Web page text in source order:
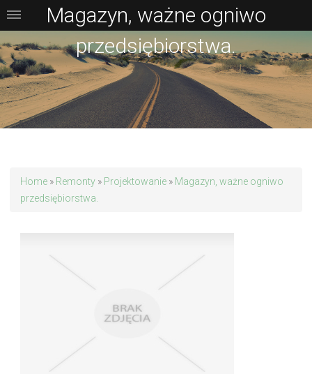
Home » Remonty » Projektowanie » Magazyn, ważne ogniwo
przedsiębiorstwa.
Magazyn, ważne ogniwo
przedsiębiorstwa.